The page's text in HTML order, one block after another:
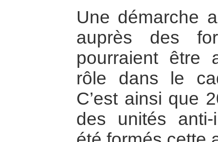
Une démarche
auprès des
pourraient être
rôle dans le
C’est ainsi que
des unités anti-